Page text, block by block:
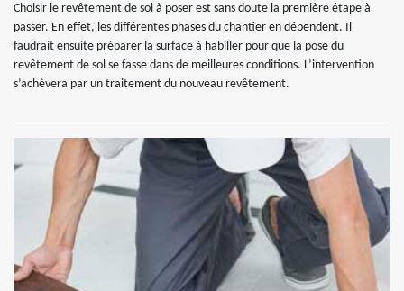
Choisir le revêtement de sol à poser est sans doute la première étape à
passer. En effet, les différentes phases du chantier en dépendent. Il
faudrait ensuite préparer la surface à habiller pour que la pose du
revêtement de sol se fasse dans de meilleures conditions. L’intervention
s’achèvera par un traitement du nouveau revêtement.